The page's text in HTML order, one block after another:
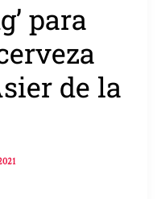
para
de la